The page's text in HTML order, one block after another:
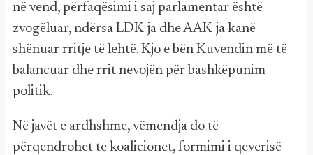
në vend, përfaqësimi i saj parlamentar është
zvogëluar, ndërsa LDK-ja dhe AAK-ja kanë
shënuar rritje të lehtë. Kjo e bën Kuvendin më të
balancuar dhe rrit nevojën për bashkëpunim
politik.
Në javët e ardhshme, vëmendja do të
përqendrohet te koalicionet, formimi i qeverisë